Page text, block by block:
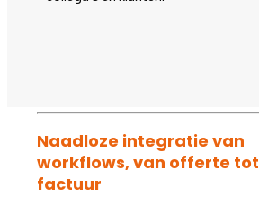
Naadloze integratie van
workflows, van offerte tot
factuur